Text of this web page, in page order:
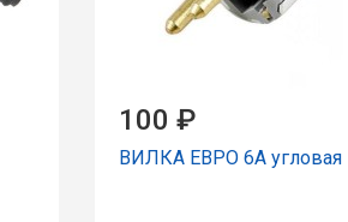
100 ₽
ВИЛКА ЕВРО 6А угловая